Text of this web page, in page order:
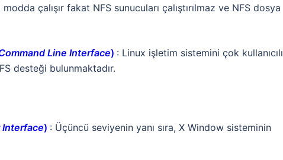
çalışır fakat NFS sunucuları çalıştırılmaz ve NFS dosya
Line Interface) : Linux işletim sistemini çok kullanıcılı
desteği bulunmaktadır.
Interface) : Üçüncü seviyenin yanı sıra, X Window sisteminin